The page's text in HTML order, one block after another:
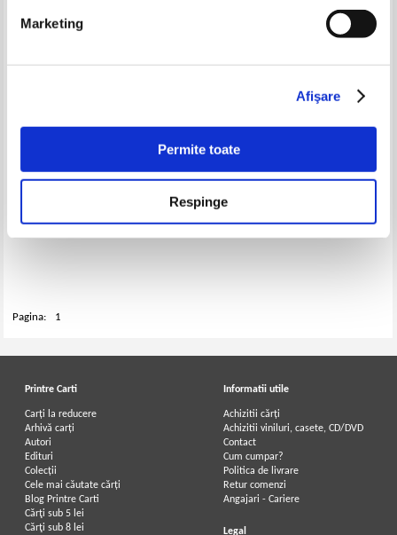
Marketing
Afişare
Permite toate
Respinge
Pagina: 1
Printre Carti
Carți la reducere
Arhivă carți
Autori
Edituri
Colecții
Cele mai căutate cărți
Blog Printre Carti
Cărţi sub 5 lei
Cărţi sub 8 lei
Informatii utile
Achizitii cărți
Achizitii viniluri, casete, CD/DVD
Contact
Cum cumpar?
Politica de livrare
Retur comenzi
Angajari - Cariere
Legal